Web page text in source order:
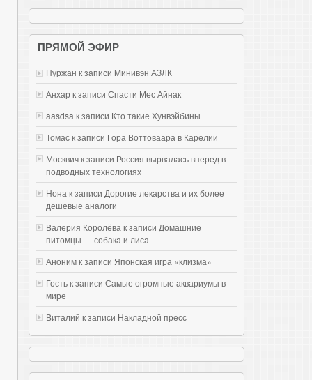
ПРЯМОЙ ЭФИР
Нуржан к записи Mинивэн АЗЛК
Анхар к записи Спасти Мес Айнак
aasdsa к записи Кто такие Хунвэйбины
Томас к записи Гора Воттоваара в Карелии
Москвич к записи Россия вырвалась вперед в
подводных технологиях
Нона к записи Дорогие лекарства и их более
дешевые аналоги
Валерия Королёва к записи Домашние
питомцы — собака и лиса
Аноним к записи Японская игра «клизма»
Гость к записи Самые огромные аквариумы в
мире
Виталий к записи Накладной пресс